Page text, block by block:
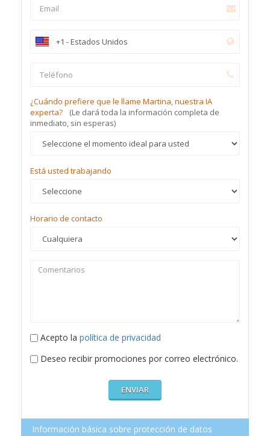
¿Cuándo prefiere que le llame Martina, nuestra IA
experta?
(Le dará toda la información completa de
inmediato, sin esperas)
Está usted trabajando
Horario de contacto
Acepto la política de privacidad
Deseo recibir promociones por correo electrónico.
Información básica sobre protección de datos